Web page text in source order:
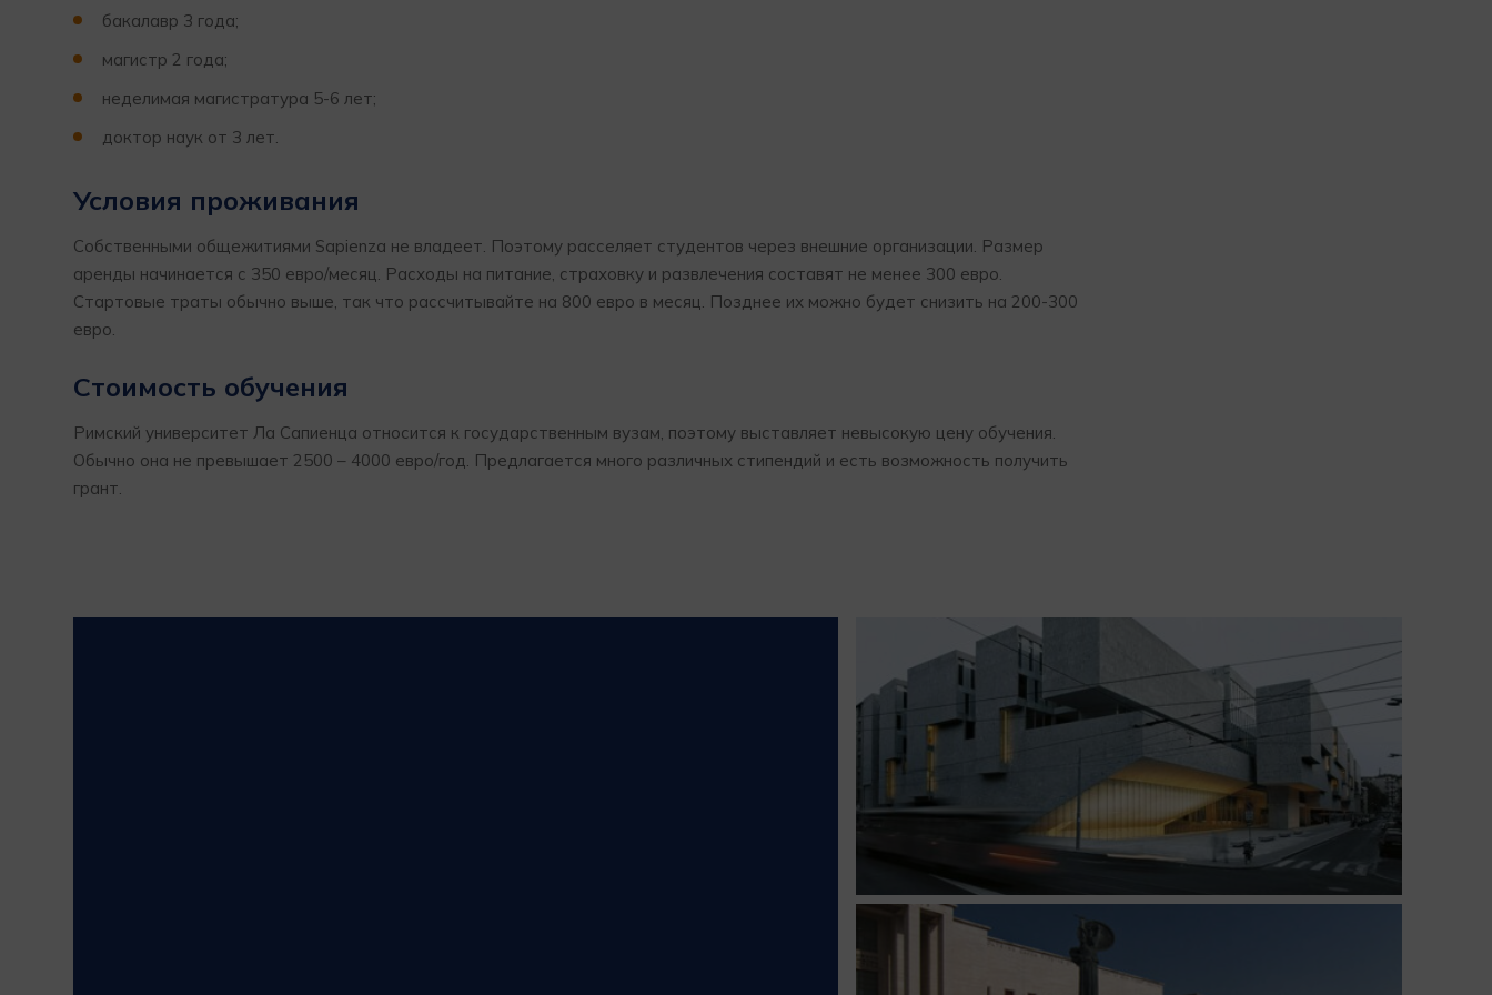
бакалавр 3 года;
магистр 2 года;
неделимая магистратура 5-6 лет;
доктор наук от 3 лет.
Условия проживания
Собственными общежитиями Sapienza не владеет. Поэтому расселяет студентов через внешние организации. Размер
аренды начинается с 350 евро/месяц. Расходы на питание, страховку и развлечения составят не менее 300 евро.
Стартовые траты обычно выше, так что рассчитывайте на 800 евро в месяц. Позднее их можно будет снизить на 200-300
евро.
Стоимость обучения
Римский университет Ла Сапиенца относится к государственным вузам, поэтому выставляет невысокую цену обучения.
Обычно она не превышает 2500 – 4000 евро/год. Предлагается много различных стипендий и есть возможность получить
грант.